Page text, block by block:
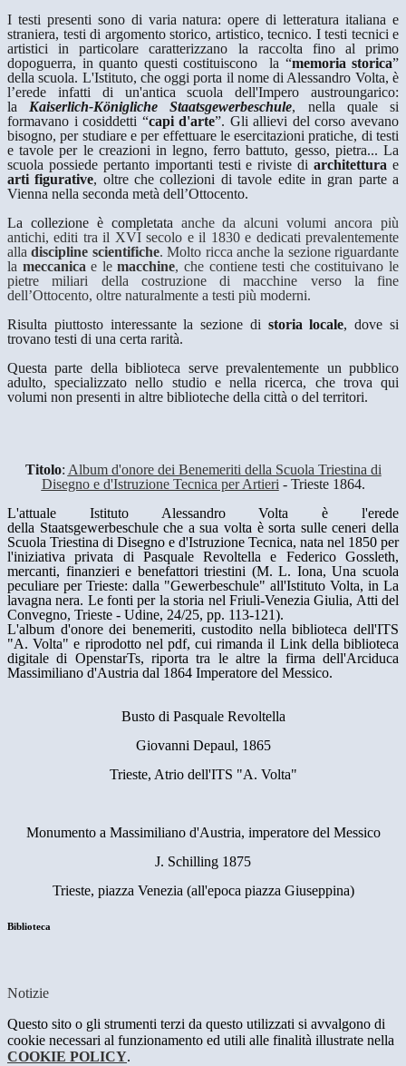
I testi presenti sono di varia natura: opere di letteratura italiana e
straniera, testi di argomento storico, artistico, tecnico. I testi tecnici e
artistici in particolare caratterizzano la raccolta fino al primo
dopoguerra, in quanto questi costituiscono la “memoria storica”
della scuola. L'Istituto, che oggi porta il nome di Alessandro Volta, è
l’erede infatti di un'antica scuola dell'Impero austroungarico:
la Kaiserlich-Königliche Staatsgewerbeschule, nella quale si
formavano i cosiddetti “capi d'arte”. Gli allievi del corso avevano
bisogno, per studiare e per effettuare le esercitazioni pratiche, di testi
e tavole per le creazioni in legno, ferro battuto, gesso, pietra... La
scuola possiede pertanto importanti testi e riviste diarchitettura e
arti figurative, oltre che collezioni di tavole edite in gran parte a
Vienna nella seconda metà dell’Ottocento.
La collezione è completata anche da alcuni volumi ancora più
antichi, editi tra il XVI secolo e il 1830 e dedicati prevalentemente
alladiscipline scientifiche. Molto ricca anche la sezione riguardante
la meccanica e lemacchine, che contiene testi che costituivano le
pietre miliari della costruzione di macchine verso la fine
dell’Ottocento, oltre naturalmente a testi più moderni.
Risulta piuttosto interessante la sezione di storia locale, dove si
trovano testi di una certa rarità.
Questa parte della biblioteca serve prevalentemente un pubblico
adulto, specializzato nello studio e nella ricerca, che trova qui
volumi non presenti in altre biblioteche della città o del territori.
Titolo: Album d'onore dei Benemeriti della Scuola Triestina di
Disegno e d'Istruzione Tecnica per Artieri - Trieste 1864.
L'attuale Istituto Alessandro Volta è l'erede
della Staatsgewerbeschule che a sua volta è sorta sulle ceneri della
Scuola Triestina di Disegno e d'Istruzione Tecnica, nata nel 1850 per
l'iniziativa privata di Pasquale Revoltella e Federico Gossleth,
mercanti, finanzieri e benefattori triestini (M. L. Iona, Una scuola
peculiare per Trieste: dalla "Gewerbeschule" all'Istituto Volta, in La
lavagna nera. Le fonti per la storia nel Friuli-Venezia Giulia, Atti del
Convegno, Trieste - Udine, 24/25, pp. 113-121).
L'album d'onore dei benemeriti, custodito nella biblioteca dell'ITS
"A. Volta" e riprodotto nel pdf, cui rimanda il Link della biblioteca
digitale di OpenstarTs, riporta tra le altre la firma dell'Arciduca
Massimiliano d'Austria dal 1864 Imperatore del Messico.
Busto di Pasquale Revoltella
Giovanni Depaul, 1865
Trieste, Atrio dell'ITS "A. Volta"
Monumento a Massimiliano d'Austria, imperatore del Messico
J. Schilling 1875
Trieste, piazza Venezia (all'epoca piazza Giuseppina)
Biblioteca
Notizie
Questo sito o gli strumenti terzi da questo utilizzati si avvalgono di
cookie necessari al funzionamento ed utili alle finalità illustrate nella
COOKIE POLICY.